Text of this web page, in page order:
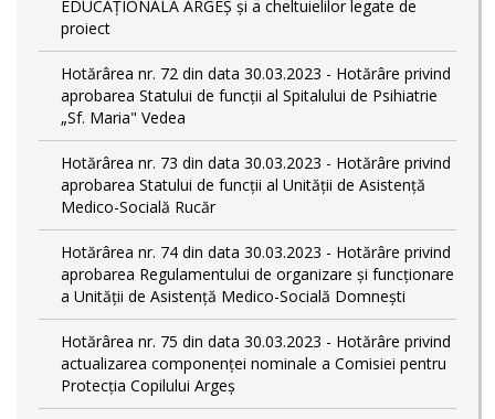
EDUCAȚIONALĂ ARGEȘ și a cheltuielilor legate de
proiect
Hotărârea nr. 72 din data 30.03.2023 - Hotărâre privind
aprobarea Statului de funcţii al Spitalului de Psihiatrie
„Sf. Maria" Vedea
Hotărârea nr. 73 din data 30.03.2023 - Hotărâre privind
aprobarea Statului de funcții al Unității de Asistență
Medico-Socială Rucăr
Hotărârea nr. 74 din data 30.03.2023 - Hotărâre privind
aprobarea Regulamentului de organizare și funcționare
a Unității de Asistență Medico-Socială Domnești
Hotărârea nr. 75 din data 30.03.2023 - Hotărâre privind
actualizarea componenței nominale a Comisiei pentru
Protecția Copilului Argeș